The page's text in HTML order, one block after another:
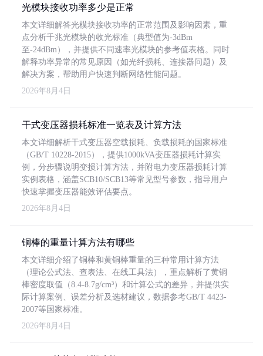
光模块接收功率多少是正常
本文详细解答光模块接收功率的正常范围及影响因素，重
点分析千兆光模块的收光标准（典型值为-3dBm
至-24dBm），并提供不同速率光模块的参考值表格。同时
解释功率异常的常见原因（如光纤损耗、连接器问题）及
解决方案，帮助用户快速判断网络性能问题。
2026年8月4日
干式变压器损耗标准一览表及计算方法
本文详细解析干式变压器空载损耗、负载损耗的国家标准
（GB/T 10228-2015），提供1000kVA变压器损耗计算实
例，分步骤说明变损计算方法，并附电力变压器损耗计算
实例表格，涵盖SCB10/SCB13等常见型号参数，指导用户
快速掌握变压器能效评估要点。
2026年8月4日
铜棒的重量计算方法有哪些
本文详细介绍了铜棒和黄铜棒重量的三种常用计算方法
（理论公式法、查表法、在线工具法），重点解析了黄铜
棒密度取值（8.4-8.7g/cm³）和计算公式的差异，并提供实
际计算案例、误差分析及选材建议，数据参考GB/T 4423-
2007等国家标准。
2026年8月4日